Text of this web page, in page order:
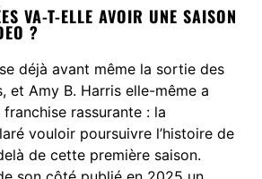
VA-T-ELLE AVOIR UNE SAISON
?
déjà avant même la sortie des
et Amy B. Harris elle-même a
rassurante : la
vouloir poursuivre l’histoire de
de cette première saison.